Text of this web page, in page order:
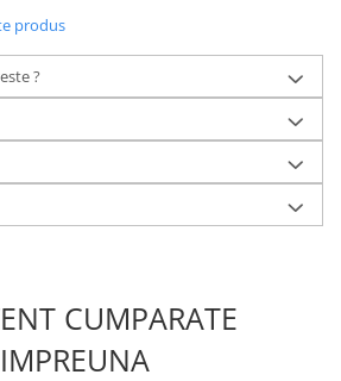
produs
?
CUMPARATE
IMPREUNA